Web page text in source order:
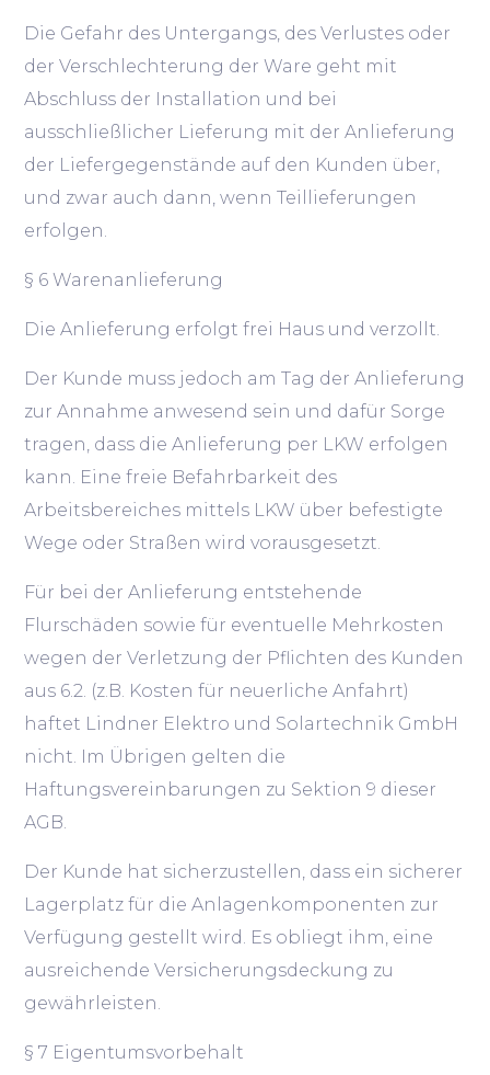
Die Gefahr des Untergangs, des Verlustes oder
der Verschlechterung der Ware geht mit
Abschluss der Installation und bei
ausschließlicher Lieferung mit der Anlieferung
der Liefergegenstände auf den Kunden über,
und zwar auch dann, wenn Teillieferungen
erfolgen.
§ 6 Warenanlieferung
Die Anlieferung erfolgt frei Haus und verzollt.
Der Kunde muss jedoch am Tag der Anlieferung
zur Annahme anwesend sein und dafür Sorge
tragen, dass die Anlieferung per LKW erfolgen
kann. Eine freie Befahrbarkeit des
Arbeitsbereiches mittels LKW über befestigte
Wege oder Straßen wird vorausgesetzt.
Für bei der Anlieferung entstehende
Flurschäden sowie für eventuelle Mehrkosten
wegen der Verletzung der Pflichten des Kunden
aus 6.2. (z.B. Kosten für neuerliche Anfahrt)
haftet Lindner Elektro und Solartechnik GmbH
nicht. Im Übrigen gelten die
Haftungsvereinbarungen zu Sektion 9 dieser
AGB.
Der Kunde hat sicherzustellen, dass ein sicherer
Lagerplatz für die Anlagenkomponenten zur
Verfügung gestellt wird. Es obliegt ihm, eine
ausreichende Versicherungsdeckung zu
gewährleisten.
§ 7 Eigentumsvorbehalt